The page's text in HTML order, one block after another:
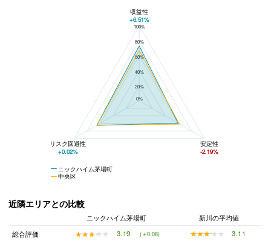
ニックハイム茅場町と中央区の平均値の総合評価の比較
100%
80%
60%
40%
20%
0%
ニックハイム茅場町
中央区
収益性
+6.51%
リスク回避性
+0.02%
安定性
-2.19%
近隣エリアとの比較
ニックハイム茅場町
新川の平均値
総合評価
★★★★★
★★★★★ 3.19 (＋0.08) ★★★★★
★★★★★
3.11